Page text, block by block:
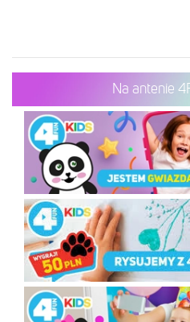
Na antenie